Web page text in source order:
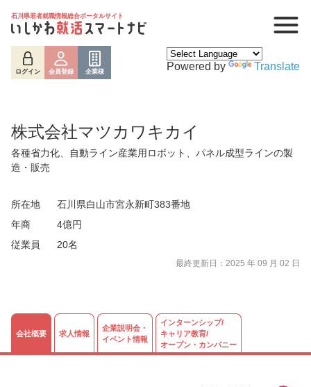
石川県若者就職情報総合ポータルサイト
ログイン 会員登録 企業様 Powered by Translate
株式会社マツカワキカイ
各種省力化、自動ライン産業用ロボット、パネル成型ラインの製
造・販売
所在地
石川県白山市宮永新町383番地
年商
4億円
従業員
20名
最終更新日：2025 年 09 月 02 日
会社概要 求人情報
企業説明会・
イベント情報
インターンシップ/
キャリア教育/
オープン・カンパニー